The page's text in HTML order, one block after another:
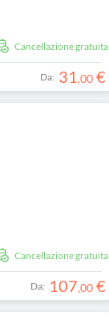
Cancellazione gratuita
Da: 31,00 €
Cancellazione gratuita
Da: 107,00 €